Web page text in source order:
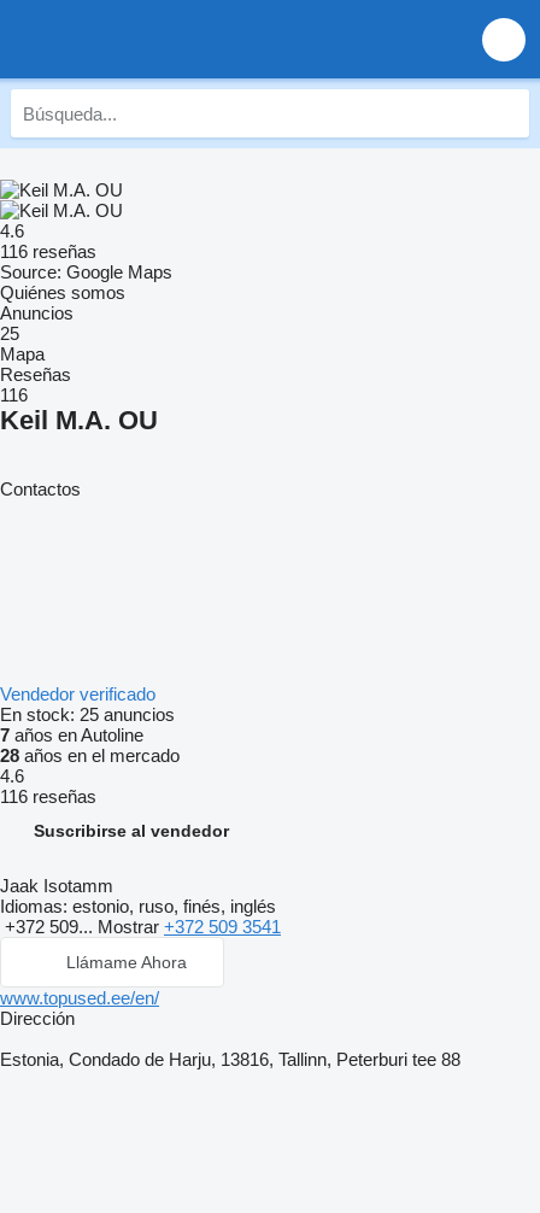
4.6
116 reseñas
Source: Google Maps
Quiénes somos
Anuncios
25
Mapa
Reseñas
116
Keil M.A. OU
Contactos
Vendedor verificado
En stock: 25 anuncios
7 años en Autoline
28 años en el mercado
4.6
116 reseñas
Suscribirse al vendedor
Jaak Isotamm
Idiomas: estonio, ruso, finés, inglés
+372 509... Mostrar +372 509 3541
Llámame Ahora
www.topused.ee/en/
Dirección
Estonia, Condado de Harju, 13816, Tallinn, Peterburi tee 88